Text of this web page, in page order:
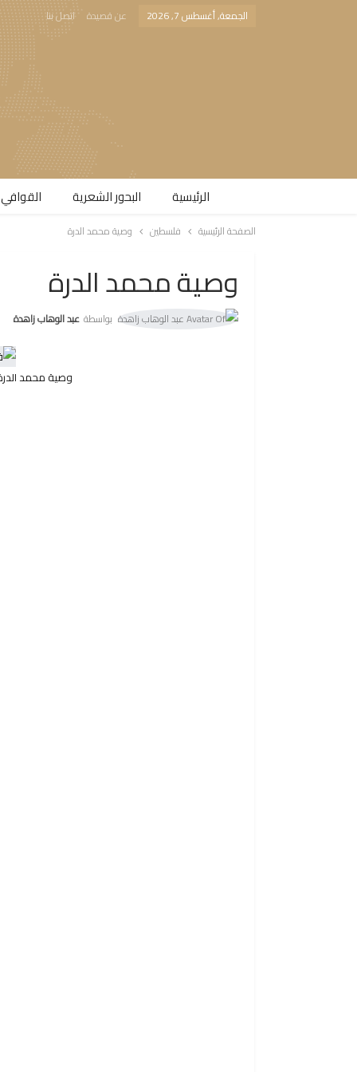
الجمعة, أغسطس 7, 2026 عن قصيدة اتصل بنا
الرئيسية البحور الشعرية​
الصفحة الرئيسية فلسطين وصية محمد الدرة
وصية محمد الدرة
بواسطة عبد الوهاب زاهدة
وصية محمد